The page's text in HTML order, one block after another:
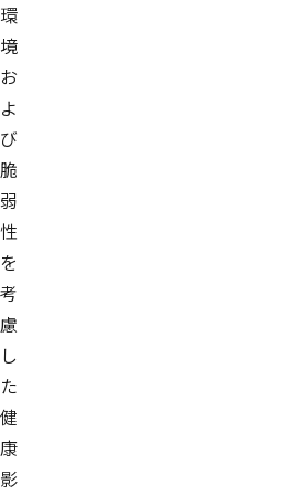
環
境
お
よ
び
脆
弱
性
を
考
慮
し
た
健
康
影